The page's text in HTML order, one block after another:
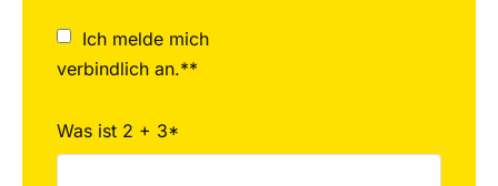
Ich melde mich
verbindlich an.**
Was ist 2 + 3*